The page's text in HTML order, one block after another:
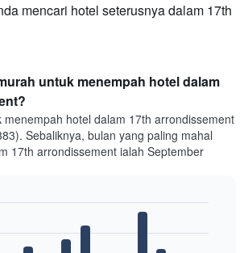
mencari hotel seterusnya dalam 17th
untuk menempah hotel dalam
menempah hotel dalam 17th arrondissement
Sebaliknya, bulan yang paling mahal
17th arrondissement ialah September